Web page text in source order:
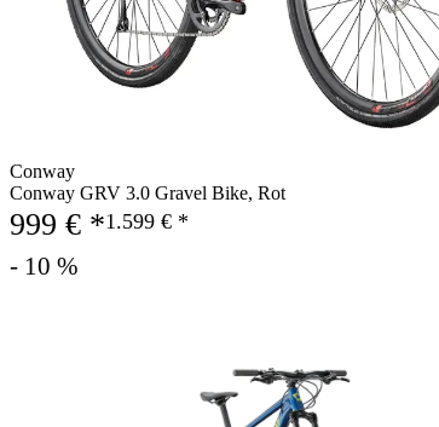
Conway
Conway GRV 3.0 Gravel Bike, Rot
999 € *1.599 € *
- 10 %